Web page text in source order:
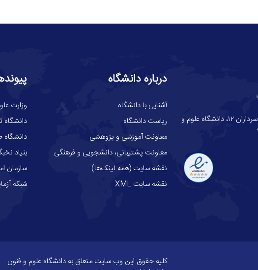
بابل، خیابان شیخ طبرسی، خیابان سرداران ۱۲، دانشگاه علوم و
درباره دانشگاه
آشنایی با دانشگاه
ریاست دانشگاه
معاونت آموزشی و پژوهشی
معاونت پشتیبانی، دانشجویی و فرهنگی
نقشه سایت (همه لینک‌ها)
نقشه سایت XML
وزارت
دانشگاه
بنیاد
سازمان
شبکه
کلیه حقوق این وب سایت متعلق به دانشگاه علوم و فنون